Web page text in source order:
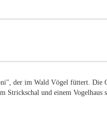
der im Wald Vögel füttert. Die
Strickschal und einem Vogelhaus